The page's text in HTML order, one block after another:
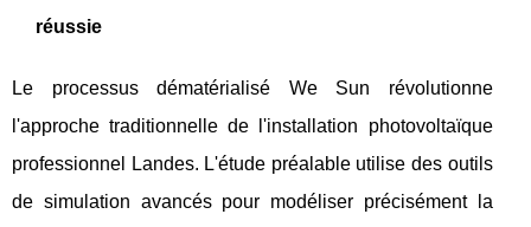
réussie
Le processus dématérialisé We Sun révolutionne
l'approche traditionnelle de l'installation photovoltaïque
professionnel Landes. L'étude préalable utilise des outils
de simulation avancés pour modéliser précisément la